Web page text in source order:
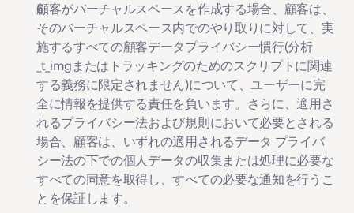
顧客がバーチャルスペースを作成する場合、顧客は、
そのバーチャルスペース内でのやり取りに対して、実
施するすべての顧客データプライバシー慣行(分析
_t_imgまたはトラッキングのためのスクリプトに関連
する義務に限定されません)について、ユーザーに完
全に情報を提供する責任を負います。さらに、適用さ
れるプライバシー法および規則において必要とされる
場合、顧客は、いずれの適用されるデータ プライバ
シー法の下での個人データの収集または処理に必要な
すべての同意を取得し、すべての必要な通知を行うこ
とを保証します。